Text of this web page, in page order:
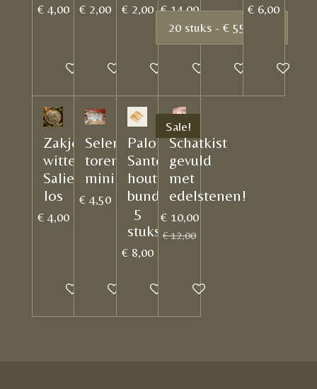
€ 4,00
In winkelwagen
€ 2,00
In winkelwagen
€ 2,00
In winkelwagen
€ 14,00
In winkelwagenIn winkelwagen
€ 6,00
In
Zakje
witte
Salie
los
€ 4,00
In winkelwagen
Seleniet
toren
mini
€ 4,50
In winkelwagen
Palo
Santo
hout
bundel
5
stuks
€ 8,00
In winkelwagen
Sale!
Schatkist
gevuld
met
edelstenen!
€ 10,00
€ 12,00
In winkelwagen